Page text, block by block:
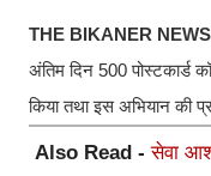
THE BIKANER
अंतिम दिन 500 पोस्टकार्ड
किया तथा इस अभियान की
Also Read -सेवा